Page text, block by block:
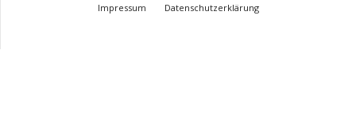
Impressum
Datenschutzerklärung